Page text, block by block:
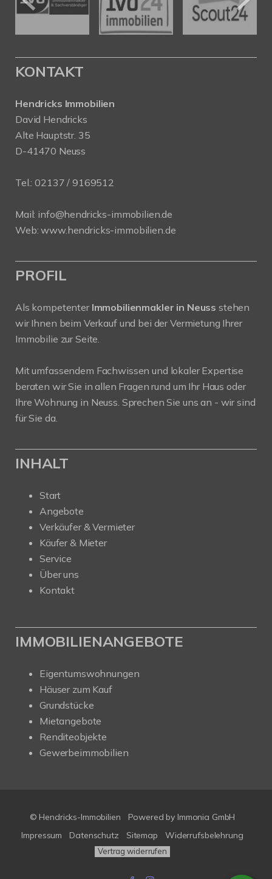
KONTAKT
Hendricks Immobilien
David Hendricks
Alte Hauptstr. 35
D-41470 Neuss
Tel.: 02137 / 9169512
Mail: info@hendricks-immobilien.de
Web:www.hendricks-immobilien.de
PROFIL
Als kompetenter Immobilienmakler in Neuss stehen
wir Ihnen beim Verkauf und bei der Vermietung Ihrer
Immobilie zur Seite.
Mit umfassendem Fachwissen und lokaler Expertise
beraten wir Sie in allen Fragen rund um Ihr Haus oder
Ihre Wohnung in Neuss. Sprechen Sie uns an - wir sind
für Sie da.
INHALT
Start
Angebote
Verkäufer & Vermieter
Käufer & Mieter
Service
Über uns
Kontakt
IMMOBILIENANGEBOTE
Eigentumswohnungen
Häuser zum Kauf
Grundstücke
Mietangebote
Renditeobjekte
Gewerbeimmobilien
© Hendricks-Immobilien
Powered by Immonia GmbH
Impressum
Datenschutz Sitemap Widerrufsbelehrung
Vertrag widerrufen